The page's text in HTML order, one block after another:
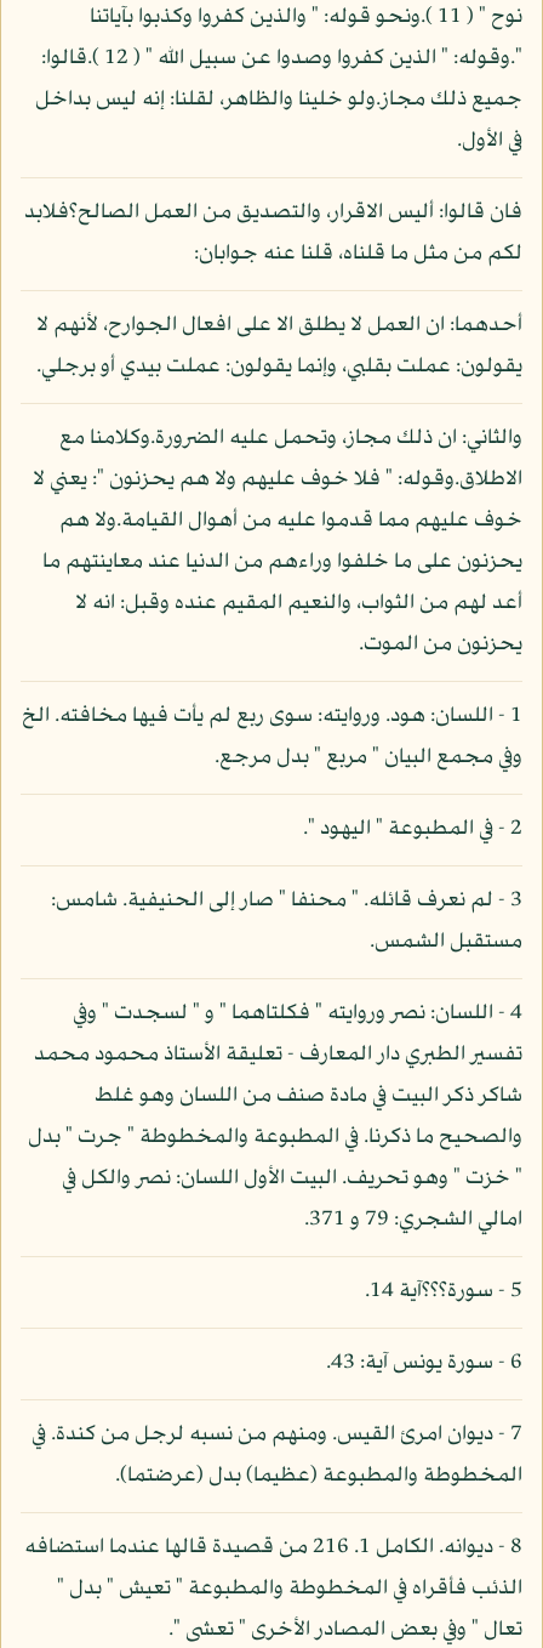
نوح " ( 11 ).ونحو قوله: " والذين كفروا وكذبوا بآياتنا
".وقوله: " الذين كفروا وصدوا عن سبيل الله " ( 12 ).قالوا:
جميع ذلك مجاز.ولو خلينا والظاهر، لقلنا: إنه ليس بداخل
في الأول.
فان قالوا: أليس الاقرار، والتصديق من العمل الصالح؟فلابد
لكم من مثل ما قلناه، قلنا عنه جوابان:
أحدهما: ان العمل لا يطلق الا على افعال الجوارح، لأنهم لا
يقولون: عملت بقلبي، وإنما يقولون: عملت بيدي أو برجلي.
والثاني: ان ذلك مجاز، وتحمل عليه الضرورة.وكلامنا مع
الاطلاق.وقوله: " فلا خوف عليهم ولا هم يحزنون ": يعني لا
خوف عليهم مما قدموا عليه من أهوال القيامة.ولا هم
يحزنون على ما خلفوا وراءهم من الدنيا عند معاينتهم ما
أعد لهم من الثواب، والنعيم المقيم عنده وقبل: انه لا
يحزنون من الموت.
1 - اللسان: هود. وروايته: سوى ربع لم يأت فيها مخافته. الخ
وفي مجمع البيان " مربع " بدل مرجع.
2 - في المطبوعة " اليهود ".
3 - لم نعرف قائله. " محنفا " صار إلى الحنيفية. شامس:
مستقبل الشمس.
4 - اللسان: نصر وروايته " فكلتاهما " و " لسجدت " وفي
تفسير الطبري دار المعارف - تعليقة الأستاذ محمود محمد
شاكر ذكر البيت في مادة صنف من اللسان وهو غلط
والصحيح ما ذكرنا. في المطبوعة والمخطوطة " جرت " بدل
" خزت " وهو تحريف. البيت الأول اللسان: نصر والكل في
امالي الشجري: 79 و 371.
5 - سورة؟؟؟آية 14.
6 - سورة يونس آية: 43.
7 - ديوان امرئ القيس. ومنهم من نسبه لرجل من كندة. في
المخطوطة والمطبوعة (عظيما) بدل (عرضتما).
8 - ديوانه. الكامل 1. 216 من قصيدة قالها عندما استضافه
الذئب فأقراه في المخطوطة والمطبوعة " تعيش " بدل "
تعال " وفي بعض المصادر الأخرى " تعشى ".